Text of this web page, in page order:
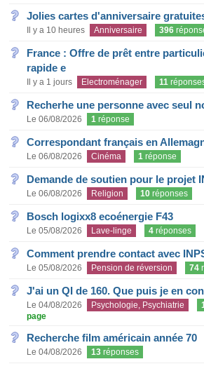
Jolies cartes d'anniversaire
Il y a 10 heures Anniversaire 396
France : Offre de prêt entre
rapide e
Il y a 1 jours Electroménager 11
Recherhe une personne avec seul
Le 06/08/2026 1 réponse
Correspondant français en
Le 06/08/2026 Cinéma 1 réponse
Demande de soutien pour le projet
Le 06/08/2026 Religion 10 réponses
Bosch logixx8 ecoénergie F43
Le 05/08/2026 Lave-linge 4 réponses
Comment prendre contact avec
Le 05/08/2026 Pension de réversion 74
J'ai un QI de 160. Que puis je en
Le 04/08/2026 Psychologie, Psychiatrie
page
Recherche film américain année 70
Le 04/08/2026 13 réponses